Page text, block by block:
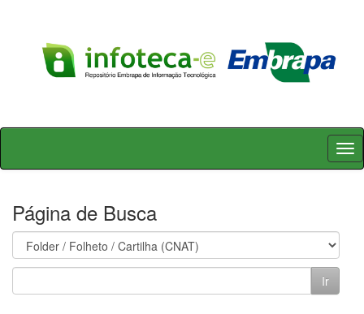
Skip
Página de Busca